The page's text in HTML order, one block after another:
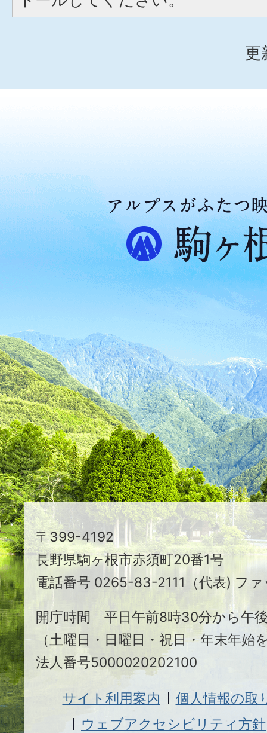
更
ア
ル
プ
ス
が
た
つ
映
え
る
ま
ち
駒
ヶ
根
市
〒399-4192
長野県駒ヶ根市赤須町20番1号
電話番号 0265-83-2111（代表) フ
開庁時間 平日午前8時30分から午
（土曜日・日曜日・祝日・年末年始
法人番号5000020202100
サイト利用案内
個人情報の取
ウェブアクセシビリティ方針